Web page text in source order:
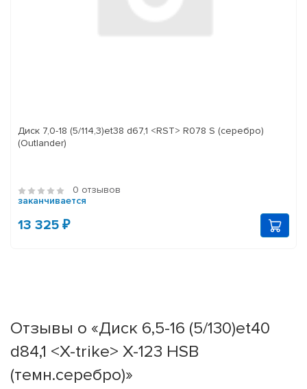
Диск 7,0-18 (5/114,3)et38 d67,1 <RST> R078 S (серебро)
(Outlander)
0 отзывов
заканчивается
13 325 ₽
Отзывы о «Диск 6,5-16 (5/130)et40
d84,1 <X-trike> X-123 HSB
(темн.серебро)»